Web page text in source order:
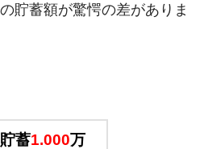
貯蓄額が驚愕の差がありま
蓄1.000万